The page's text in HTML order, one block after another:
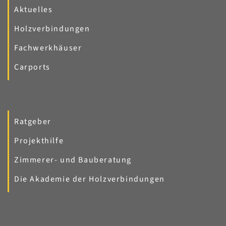
Aktuelles
Holzverbindungen
Fachwerkhäuser
Carports
Ratgeber
Projekthilfe
Zimmerer- und Bauberatung
Die Akademie der Holzverbindungen